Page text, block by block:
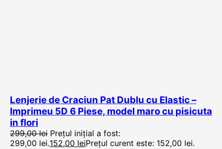
Lenjerie de Craciun Pat Dublu cu Elastic –
Imprimeu 5D 6 Piese, model maro cu pisicuta
in flori
299,00lei Prețul inițial a fost:
299,00 lei.152,00 leiPrețul curent este: 152,00 lei.